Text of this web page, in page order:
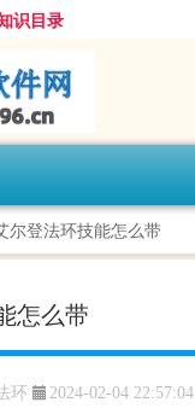
识目录
尔登法环技能怎么带
怎么带
环 2024-02-04 22:57:04